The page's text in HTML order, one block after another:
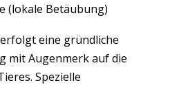
(lokale Betäubung)
erfolgt eine gründliche
mit Augenmerk auf die
Spezielle